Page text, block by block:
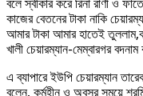
বলে স্বীকার করে রিনা রাণী ও
কাজের বেতনের টাকা নাকি
আমার টাকা আমার হাতেই
খালী চেয়ারম্যান-মেম্বারগর
এ ব্যাপারে ইউপি চেয়ারম্যান
বলেন, কর্মহীন ও অবসর সময়ে